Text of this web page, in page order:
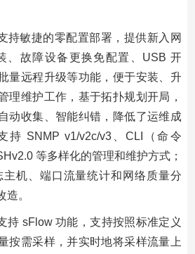
持敏捷的零配置部署，提供新入网
、故障设备更换免配置、USB 开
量远程升级等功能，便于安装、升
理维护工作，基于拓扑规划开局，
动收集、智能纠错，降低了运维成
持 SNMP v1/v2c/v3、CLI（命令
等多样化的管理和维护方式；
主机、端口流量统计和网络质量分
。
持 sFlow 功能，支持按照标准定义
按需采样，并实时地将采样流量上